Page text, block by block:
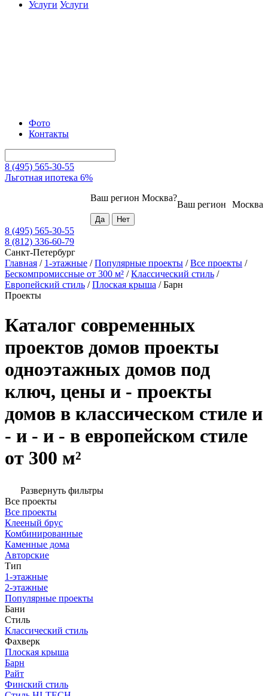
Услуги Услуги
Фото
Контакты
8 (495) 565-30-55
Льготная ипотека 6%
Москва
Ваш регион
Ваш регион Москва?
8 (495) 565-30-55
8 (812) 336-60-79
Санкт-Петербург
Главная / 1-этажные /Популярные проекты /Все проекты /
Бескомпромиссные от 300 м² /Классический стиль /
Европейский стиль /Плоская крыша /Барн
Проекты
Каталог современных
проектов домов проекты
одноэтажных домов под
ключ, цены и - проекты
домов в классическом стиле и
- и - и - в европейском стиле
от 300 м²
Развернуть фильтры
Все проекты
Все проекты
Клееный брус
Комбинированные
Каменные дома
Авторские
Тип
1-этажные
2-этажные
Популярные проекты
Бани
Стиль
Классический стиль
Фахверк
Плоская крыша
Барн
Райт
Финский стиль